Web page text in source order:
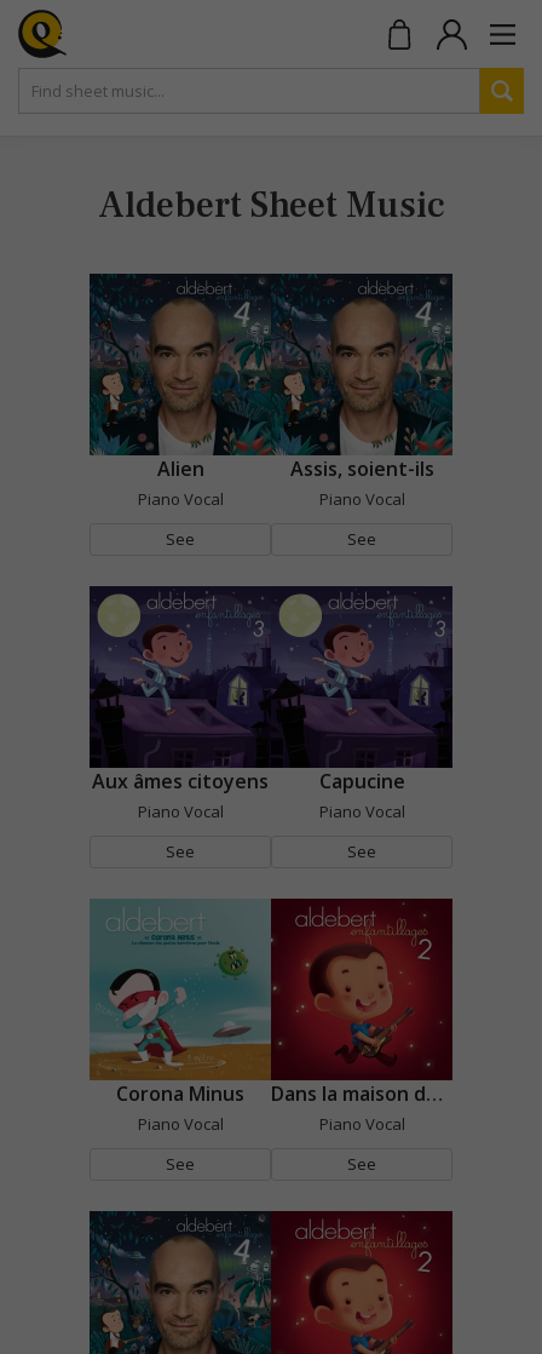
Aldebert Sheet Music
Alien
Piano Vocal
See
Assis, soient-ils
Piano Vocal
See
Aux âmes citoyens
Piano Vocal
See
Capucine
Piano Vocal
See
Corona Minus
Piano Vocal
See
Dans la maison de mon arrière-grand-père
Piano Vocal
See